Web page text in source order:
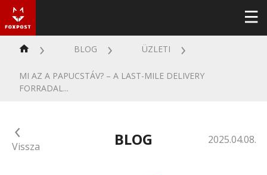
BLOG ÜZLETI
MI AZ A PAPUCSTÁV? – A LAST-MILE DELIVERY
FORRADAL...
Vissza BLOG 2025.04.08.